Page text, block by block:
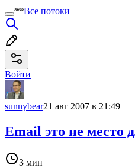
Все потоки
Войти
sunnybear21 авг 2007 в 21:49
Email это не место
3 мин